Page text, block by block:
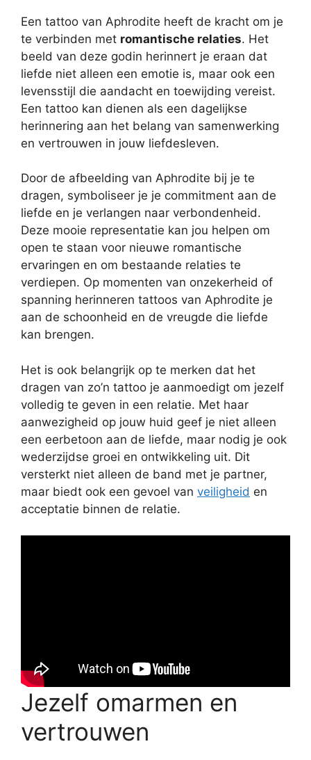
Een tattoo van Aphrodite heeft de kracht om je
te verbinden met romantische relaties. Het
beeld van deze godin herinnert je eraan dat
liefde niet alleen een emotie is, maar ook een
levensstijl die aandacht en toewijding vereist.
Een tattoo kan dienen als een dagelijkse
herinnering aan het belang van samenwerking
en vertrouwen in jouw liefdesleven.
Door de afbeelding van Aphrodite bij je te
dragen, symboliseer je je commitment aan de
liefde en je verlangen naar verbondenheid.
Deze mooie representatie kan jou helpen om
open te staan voor nieuwe romantische
ervaringen en om bestaande relaties te
verdiepen. Op momenten van onzekerheid of
spanning herinneren tattoos van Aphrodite je
aan de schoonheid en de vreugde die liefde
kan brengen.
Het is ook belangrijk op te merken dat het
dragen van zo’n tattoo je aanmoedigt om jezelf
volledig te geven in een relatie. Met haar
aanwezigheid op jouw huid geef je niet alleen
een eerbetoon aan de liefde, maar nodig je ook
wederzijdse groei en ontwikkeling uit. Dit
versterkt niet alleen de band met je partner,
maar biedt ook een gevoel van veiligheid en
acceptatie binnen de relatie.
Jezelf omarmen en
vertrouwen